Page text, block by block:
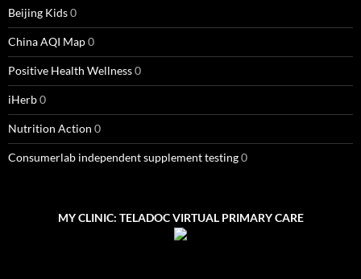
Beijing Kids0
China AQI Map0
Positive Health Wellness0
iHerb0
Nutrition Action 0
Consumerlab independent supplement testing0
MY CLINIC: TELADOC VIRTUAL PRIMARY CARE